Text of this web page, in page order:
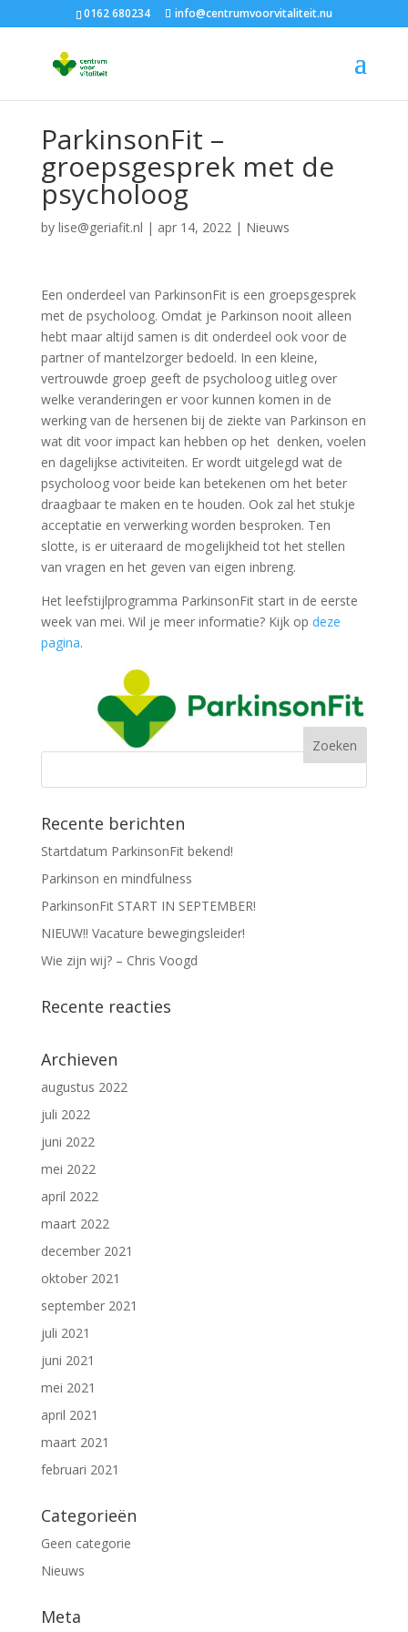
0162 680234 info@centrumvoorvitaliteit.nu
ParkinsonFit –
groepsgesprek met de
psycholoog
by lise@geriafit.nl | apr 14, 2022| Nieuws
Een onderdeel van ParkinsonFit is een groepsgesprek
met de psycholoog. Omdat je Parkinson nooit alleen
hebt maar altijd samen is dit onderdeel ook voor de
partner of mantelzorger bedoeld. In een kleine,
vertrouwde groep geeft de psycholoog uitleg over
welke veranderingen er voor kunnen komen in de
werking van de hersenen bij de ziekte van Parkinson en
wat dit voor impact kan hebben op het denken, voelen
en dagelijkse activiteiten. Er wordt uitgelegd wat de
psycholoog voor beide kan betekenen om het beter
draagbaar te maken en te houden. Ook zal het stukje
acceptatie en verwerking worden besproken. Ten
slotte, is er uiteraard de mogelijkheid tot het stellen
van vragen en het geven van eigen inbreng.
Het leefstijlprogramma ParkinsonFit start in de eerste
week van mei. Wil je meer informatie? Kijk op deze
pagina.
Recente berichten
Startdatum ParkinsonFit bekend!
Parkinson en mindfulness
ParkinsonFit START IN SEPTEMBER!
NIEUW!! Vacature bewegingsleider!
Wie zijn wij? – Chris Voogd
Recente reacties
Archieven
augustus 2022
juli 2022
juni 2022
mei 2022
april 2022
maart 2022
december 2021
oktober 2021
september 2021
juli 2021
juni 2021
mei 2021
april 2021
maart 2021
februari 2021
Categorieën
Geen categorie
Nieuws
Meta